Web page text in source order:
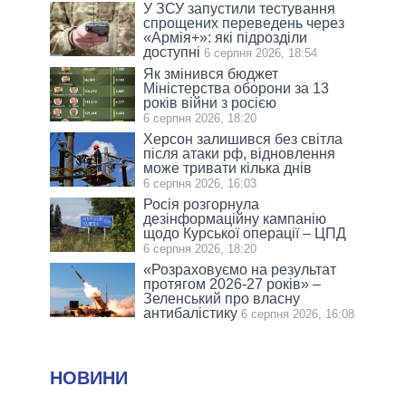
У ЗСУ запустили тестування
спрощених переведень через
«Армія+»: які підрозділи
доступні 6 серпня 2026, 18:54
Як змінився бюджет
Міністерства оборони за 13
років війни з росією
6 серпня 2026, 18:20
Херсон залишився без світла
після атаки рф, відновлення
може тривати кілька днів
6 серпня 2026, 16:03
Росія розгорнула
дезінформаційну кампанію
щодо Курської операції – ЦПД
6 серпня 2026, 18:20
«Розраховуємо на результат
протягом 2026-27 років» –
Зеленський про власну
антибалістику 6 серпня 2026, 16:08
НОВИНИ